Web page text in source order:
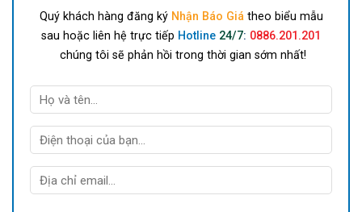
Quý khách hàng đăng ký Nhận Báo Giá theo biểu mẫu
sau hoặc liên hệ trực tiếp Hotline 24/7: 0886.201.201
chúng tôi sẽ phản hồi trong thời gian sớm nhất!